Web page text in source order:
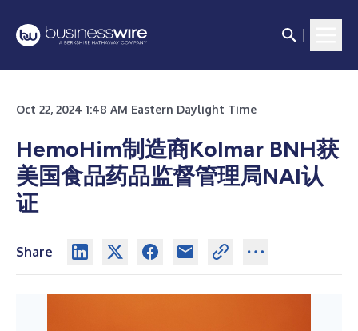
Oct 22, 2024 1:48 AM Eastern Daylight Time
HemoHim制造商Kolmar BNH获
美国食品药品监督管理局NAI认
证
Share